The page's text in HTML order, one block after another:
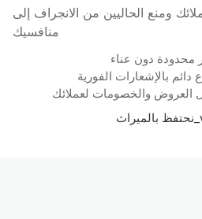
ومنع الحاليين من الانجراف إلى
منافسيك
محدودة دون عناء
دائم بالإشعارات الفورية
العروض والخصومات لعملائك